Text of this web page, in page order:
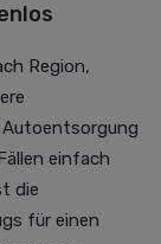
Region,
einfach
die
für einen